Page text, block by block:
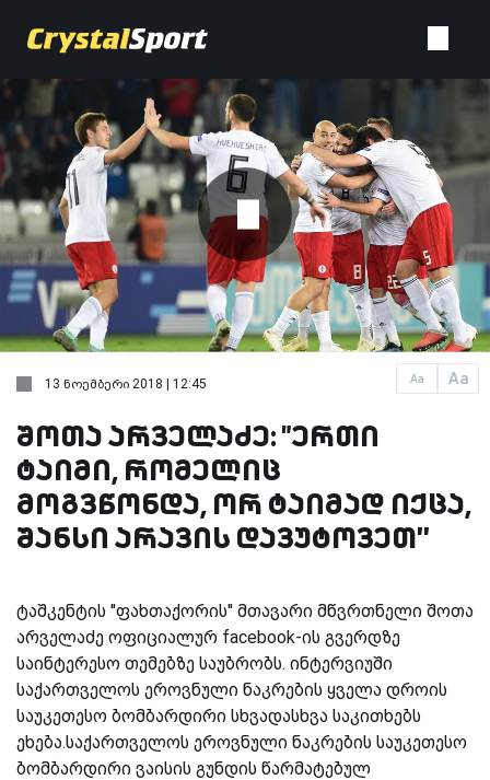
Aa Aa
13 ნოემბერი 2018 | 12:45
შოთა არველაძე: "ერთი
ტაიმი, რომელიც
მოგვწონდა, ორ ტაიმად იქცა,
შანსი არავის დავუტოვეთ''
ტაშკენტის ''ფახთაქორის'' მთავარი მწვრთნელი შოთა
არველაძე ოფიციალურ facebook-ის გვერდზე
საინტერესო თემებზე საუბრობს. ინტერვიუში
საქართველოს ეროვნული ნაკრების ყველა დროის
საუკეთესო ბომბარდირი სხვადასხვა საკითხებს
ეხება.საქართველოს ეროვნული ნაკრების საუკეთესო
ბომბარდირი ვაისის გუნდის წარმატებულ